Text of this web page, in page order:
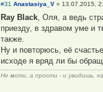
#31 Anastasiya_V » 13.07.2015,
Ray Black, Оля, а ведь
приезду, в здравом уме и
также.
Ну и повторюсь, её
исходе я вряд ли бы
Не мсти, а прости - и увидишь,